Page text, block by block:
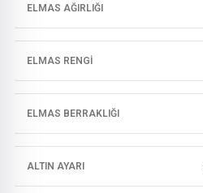
ELMAS AĞIRLIĞI
ELMAS RENGI
ELMAS BERRAKLIĞI
ALTIN AYARI